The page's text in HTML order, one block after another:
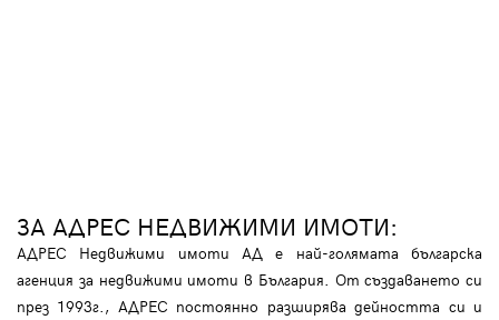
ЗА АДРЕС НЕДВИЖИМИ ИМОТИ:
АДРЕС Недвижими имоти АД е най-голямата българска
агенция за недвижими имоти в България. От създаването си
през 1993г., АДРЕС постоянно разширява дейността си и